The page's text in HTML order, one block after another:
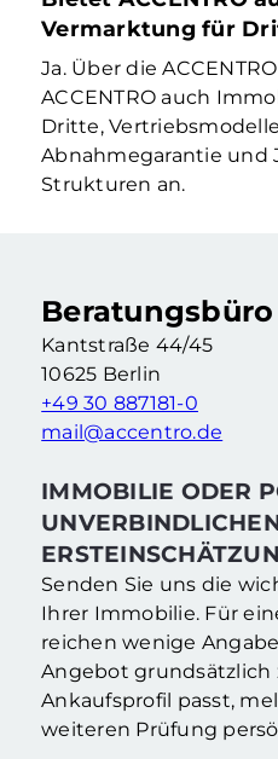
Vermarktung für
Ja. Über die
ACCENTRO auch
Dritte,
Abnahmegarantie und
Strukturen an.
Beratungsbüro
Kantstraße 44/45
10625 Berlin
+49 30 887181-0
mail@accentro.de
IMMOBILIE ODER
Senden Sie uns die
Ihrer Immobilie. Für
reichen wenige
Angebot grundsätzlich
Ankaufsprofil passt,
weiteren Prüfung